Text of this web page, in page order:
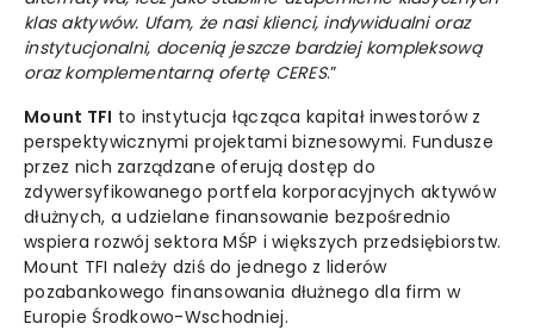
klas aktywów. Ufam, że nasi klienci, indywidualni oraz
instytucjonalni, docenią jeszcze bardziej kompleksową
oraz komplementarną ofertę CERES.”
Mount TFI to instytucja łącząca kapitał inwestorów z
perspektywicznymi projektami biznesowymi. Fundusze
przez nich zarządzane oferują dostęp do
zdywersyfikowanego portfela korporacyjnych aktywów
dłużnych, a udzielane finansowanie bezpośrednio
wspiera rozwój sektora MŚP i większych przedsiębiorstw.
Mount TFI należy dziś do jednego z liderów
pozabankowego finansowania dłużnego dla firm w
Europie Środkowo-Wschodniej.